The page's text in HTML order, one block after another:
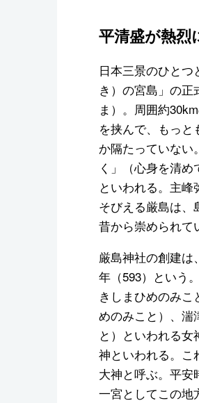
平清盛が熱烈
日本三景のひと
き）の宮島」の正
ま）。周囲約
を挟んで、もっと
か隔たっていない
く」（心身を清
といわれる。主
そびえる厳島は、
昔から崇められて
厳島神社の創建は
年（593）という
きしまひめのみ
めのみこと）、湍
と）といわれる
神といわれる。こ
大神と呼ぶ。平安
一宮としてこの地